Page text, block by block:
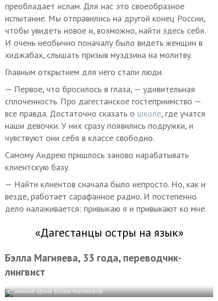
преобладает ислам. Для нас это своеобразное
испытание. Мы отправились на другой конец России,
чтобы увидеть новое и, возможно, найти здесь себя.
И очень необычно поначалу было видеть женщин в
хиджабах, слышать призыв муэдзина на молитву.
Главным открытием для него стали люди.
— Первое, что бросилось в глаза, — удивительная
сплоченность. Про дагестанское гостеприимство —
все правда. Достаточно сказать о школе, где учатся
наши девочки. У них сразу появились подружки, и
чувствуют они себя в классе свободно.
Самому Андрею пришлось заново нарабатывать
клиентскую базу.
— Найти клиентов сначала было непросто. Но, как и
везде, работает сарафанное радио. И постепенно
дело налаживается: привыкаю я и привыкают ко мне.
«Дагестанцы остры на язык»
Бэлла Магияева, 33 года, переводчик-
лингвист
© личный архив Бэллы Магияевой